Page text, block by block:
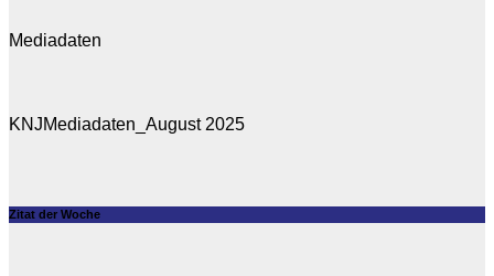
Mediadaten
KNJMediadaten_August 2025
Zitat der Woche